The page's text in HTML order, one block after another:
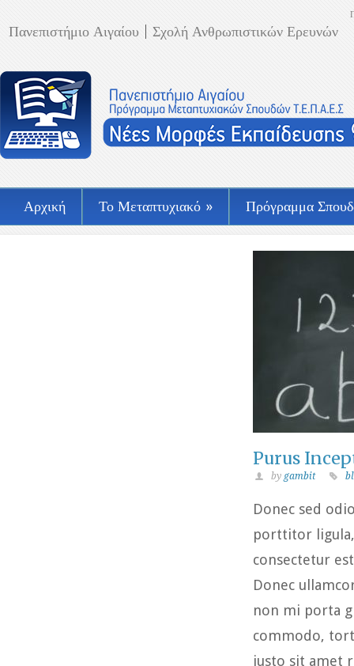
Πανεπιστήμιο Αιγαίου Σχολή Ανθρωπιστικών Ερευνών
Αρχική Το Μεταπτυχιακό » Πρόγραμμα
Purus
by gambit
Donec sed
porttitor ligula,
consectetur
Donec
non mi porta
commodo,
justo sit amet